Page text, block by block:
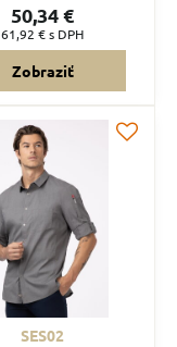
50,34 €
61,92 €s DPH
Zobraziť
SES02